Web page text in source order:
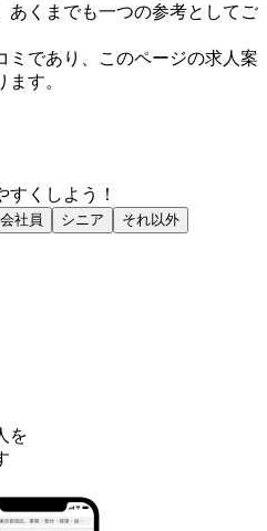
あくまでも一つの参考としてご
であり、このページの求人案
す。
くしよう！
会社員 シニア
それ以外
を